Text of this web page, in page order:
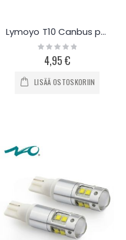
Lymoyo T10 Canbus polttimo, 2kpl
Rating:
0%4,95 €
LISÄÄ OSTOSKORIIN